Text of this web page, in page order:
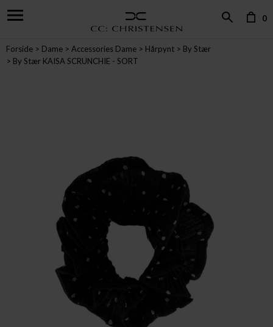
0
Forside Dame Accessories Dame Hårpynt
By Stær
By Stær KAISA SCRUNCHIE - SORT